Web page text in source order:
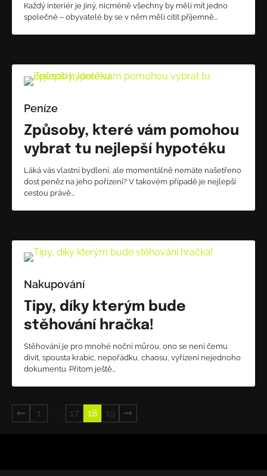
Každý interiér je jiný, nicméně všechny by měli mít jedno
společné – obyvatelé by se v něm měli cítit příjemně…
Peníze
Způsoby, které vám pomohou
vybrat tu nejlepší hypotéku
Láká vás vlastní bydlení, ale momentálně nemáte našetřeno
dost peněz na jeho pořízení? V takovém případě je nejlepší
cestou právě…
Nakupování
Tipy, díky kterým bude
stěhování hračka!
Stěhování je pro mnohé noční můrou, ono se není čemu
divit, spousta krabic, nepořádku, chaosu, vyřízení nejednoho
dokumentu. Přitom ještě…
Stránkování
1 17 18 19